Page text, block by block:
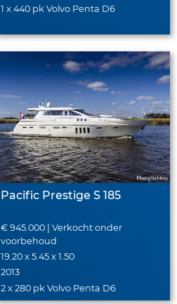
1 x 440 pk Volvo Penta D6
Pacific Prestige S 185
€ 945.000 | Verkocht onder
voorbehoud
19.20 x 5.45 x 1.50
2013
2 x 280 pk Volvo Penta D6